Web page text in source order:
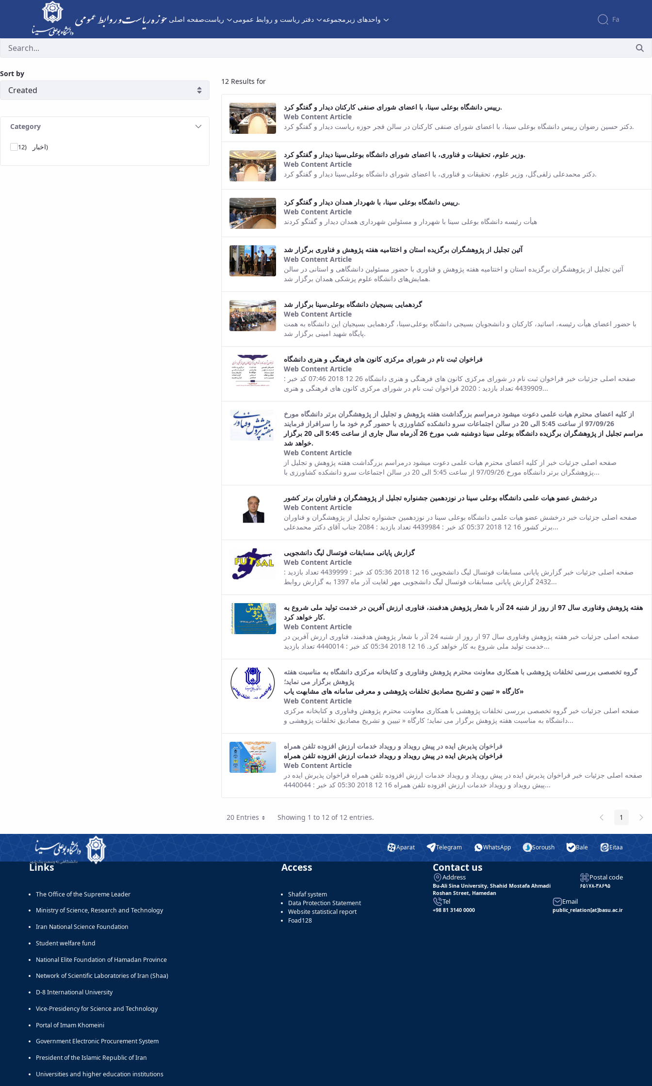
صفحه اصلیریاست دفتر ریاست و روابط عمومی واحدهای زیرمجموعه Fa
آرشیو اخبار - حوزه ریاست
Sort by
Category
اخبار(12)
12 Results for
رییس دانشگاه بوعلی سینا، با اعضای شورای صنفی کارکنان دیدار و گفتگو کرد.
Web Content Article
This result comes from the Persian version of this content. دکتر حسین رضوان رییس دانشگاه بوعلی سینا، با اعضای شورای صنفی کارکنان در سالن فجر حوزه ریاست دیدار و گفتگو کرد.
وزیر علوم، تحقیقات و فناوری، با اعضای شورای دانشگاه بوعلی‌سینا دیدار و گفتگو کرد.
Web Content Article
This result comes from the Persian version of this content. دکتر محمدعلی زلفی‌گل، وزیر علوم، تحقیقات و فناوری، با اعضای شورای دانشگاه بوعلی‌سینا دیدار و گفتگو کرد.
رییس دانشگاه بوعلی سینا، با شهردار همدان دیدار و گفتگو کرد.
Web Content Article
This result comes from the Persian version of this content.
هیأت رئیسه دانشگاه بوعلی سینا با شهردار و مسئولین شهرداری همدان دیدار و گفتگو کردند
آئین تجلیل از پژوهشگران برگزیده استان و اختتامیه هفته پژوهش و فناوری برگزار شد
Web Content Article
This result comes from the Persian version of this content.
آئین تجلیل از پژوهشگران برگزیده استان و اختتامیه هفته پژوهش و فناوری با حضور مسئولین دانشگاهی و استانی در سالن
همایش‌های دانشگاه علوم پزشکی همدان برگزار شد.
گردهمایی بسیجیان دانشگاه بوعلی‌سینا برگزار شد
Web Content Article
This result comes from the Persian version of this content.
با حضور اعضای هیأت رئیسه، اساتید، کارکنان و دانشجویان بسیجی دانشگاه بوعلی‌سینا، گردهمایی بسیجیان این دانشگاه به همت
پایگاه شهید امینی برگزار شد.
فراخوان ثبت نام در شورای مرکزی کانون های فرهنگی و هنری دانشگاه
Web Content Article
This result comes from the Persian version of this content.
صفحه اصلی جزئیات خبر فراخوان ثبت نام در شورای مرکزی کانون های فرهنگی و هنری دانشگاه 26 12 2018 07:46 کد خبر :
4439909 تعداد بازدید : 2020 فراخوان ثبت نام در شورای مرکزی کانون های فرهنگی و هنری...
از کلیه اعضای محترم هیات علمی دعوت میشود درمراسم بزرگداشت هفته پژوهش و تجلیل از پژوهشگران برتر دانشگاه مورخ
97/09/26 از ساعت 5:45 الی 20 در سالن اجتماعات سرو دانشکده کشاورزی با حضور گرم خود ما را سرافراز فرمایند
مراسم تجلیل از پژوهشگران برگزیده دانشگاه بوعلی سینا دوشنبه شب مورخ 26 آذرماه سال جاری از ساعت 5:45 الی 20 برگزار
خواهد شد.
Web Content Article
This result comes from the Persian version of this content.
صفحه اصلی جزئیات خبر از کلیه اعضای محترم هیات علمی دعوت میشود درمراسم بزرگداشت هفته پژوهش و تجلیل از
پژوهشگران برتر دانشگاه مورخ 97/09/26 از ساعت 5:45 الی 20 در سالن اجتماعات سرو دانشکده کشاورزی با...
درخشش عضو هیات علمی دانشگاه بوعلی سینا در نوزدهمین جشنواره تجلیل از پژوهشگران و فناوران برتر کشور
Web Content Article
This result comes from the Persian version of this content.
صفحه اصلی جزئیات خبر درخشش عضو هیات علمی دانشگاه بوعلی سینا در نوزدهمین جشنواره تجلیل از پژوهشگران و فناوران
برتر کشور 16 12 2018 05:37 کد خبر : 4439984 تعداد بازدید : 2084 جناب آقای دکتر محمدعلی...
گزارش پایانی مسابقات فوتسال لیگ دانشجویی
Web Content Article
This result comes from the Persian version of this content.
صفحه اصلی جزئیات خبر گزارش پایانی مسابقات فوتسال لیگ دانشجویی 16 12 2018 05:36 کد خبر : 4439999 تعداد بازدید :
2432 گزارش پایانی مسابقات فوتسال لیگ دانشجویی مهر لغایت آذر ماه 1397 به گزارش روابط...
هفته پژوهش وفناوری سال 97 از روز از شنبه 24 آذر با شعار پژوهش هدفمند، فناوری ارزش آفرین در خدمت تولید ملی شروع به
کار خواهد کرد.
Web Content Article
This result comes from the Persian version of this content.صفحه اصلی جزئیات خبر هفته پژوهش وفناوری سال 97 از روز از شنبه 24 آذر با شعار پژوهش هدفمند، فناوری ارزش آفرین در
خدمت تولید ملی شروع به کار خواهد کرد. 16 12 2018 05:34 کد خبر : 4440014 تعداد بازدید...
گروه تخصصی بررسی تخلفات پژوهشی با همکاری معاونت محترم پژوهش وفناوری و کتابخانه مرکزی دانشگاه به مناسبت هفته
پژوهش برگزار می نماید؛
کارگاه « تبیین و تشریح مصادیق تخلفات پژوهشی و معرفی سامانه های مشابهت یاب»
Web Content Article
This result comes from the Persian version of this content.
صفحه اصلی جزئیات خبر گروه تخصصی بررسی تخلفات پژوهشی با همکاری معاونت محترم پژوهش وفناوری و کتابخانه مرکزی
دانشگاه به مناسبت هفته پژوهش برگزار می نماید؛ کارگاه « تبیین و تشریح مصادیق تخلفات پژوهشی و...
فراخوان پذیرش ایده در پیش رویداد و رویداد خدمات ارزش افزوده تلفن همراه
فراخوان پذیرش ایده در پیش رویداد و رویداد خدمات ارزش افزوده تلفن همراه
Web Content Article
This result comes from the Persian version of this content.
صفحه اصلی جزئیات خبر فراخوان پذیرش ایده در پیش رویداد و رویداد خدمات ارزش افزوده تلفن همراه فراخوان پذیرش ایده در
پیش رویداد و رویداد خدمات ارزش افزوده تلفن همراه 16 12 2018 05:30 کد خبر : 4440044...
20 EntriesPer Page Showing 1 to 12 of 12 entries. Previous
Page Page
1
Aparat Telegram WhatsApp Soroush Bale Eitaa
Links
The Office of the Supreme Leader
Ministry of Science, Research and Technology
Iran National Science Foundation
Student welfare fund
National Elite Foundation of Hamadan Province
Network of Scientific Laboratories of Iran (Shaa)
D-8 International University
Vice-Presidency for Science and Technology
Portal of Imam Khomeini
Government Electronic Procurement System
President of the Islamic Republic of Iran
Universities and higher education institutions
Access
Shafaf system
Data Protection Statement
Website statistical report
Foad128
Contact us
Address
Bu-Ali Sina University, Shahid Mostafa Ahmadi
Roshan Street, Hamedan
Postal code
۶۵۱۷۸-۳۸۶۹۵
Tel
+98 81 3140 0000
Email
public_relation[at]basu.ac.ir